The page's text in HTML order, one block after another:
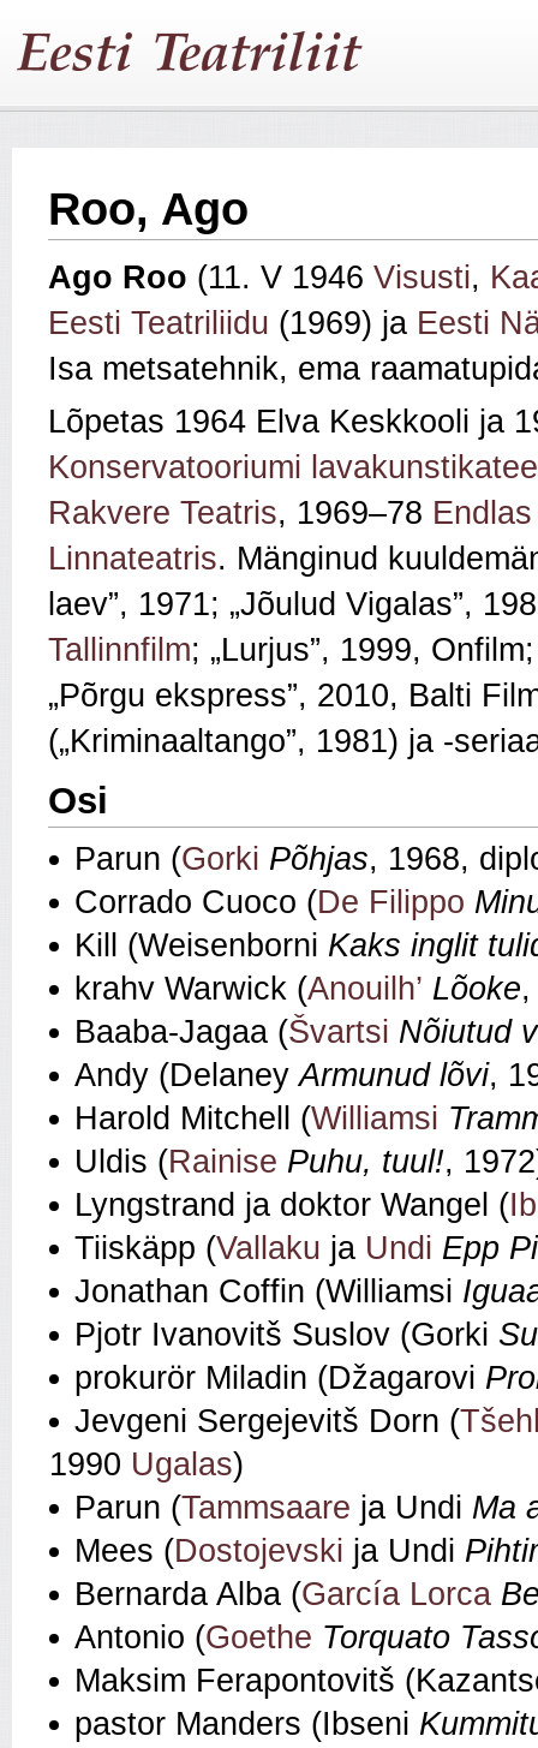
Roo, Ago
Ago Roo (11. V 1946 Visusti,
Eesti Teatriliidu (1969) ja Eesti
Isa metsatehnik, ema
Lõpetas 1964 Elva Keskkooli ja
Konservatooriumi
Rakvere Teatris, 1969–78 Endlas
Linnateatris. Mänginud
laev”, 1971; „Jõulud Vigalas”,
Tallinnfilm; „Lurjus”, 1999,
„Põrgu ekspress”, 2010, Balti
(„Kriminaaltango”, 1981) ja -
Osi
Parun (Gorki Põhjas, 1968,
Corrado Cuoco (De Filippo
Kill (Weisenborni Kaks inglit
krahv Warwick (Anouilh’ Lõoke
Baaba‑Jagaa (Švartsi Nõiutud
Andy (DelaneyArmunud lõvi,
Harold Mitchell (Williamsi
Uldis (Rainise Puhu, tuul!,
Lyngstrand ja doktor Wangel (
Tiiskäpp (Vallaku ja Undi Epp
Jonathan Coffin (Williamsi
Pjotr Ivanovitš Suslov (Gorki
prokurör Miladin (Džagarovi
Jevgeni Sergejevitš Dorn (
1990 Ugalas)
Parun (Tammsaare ja Undi Ma
Mees (Dostojevski ja Undi
Bernarda Alba (García Lorca
Antonio (Goethe Torquato
Maksim Ferapontovitš
pastor Manders (Ibseni